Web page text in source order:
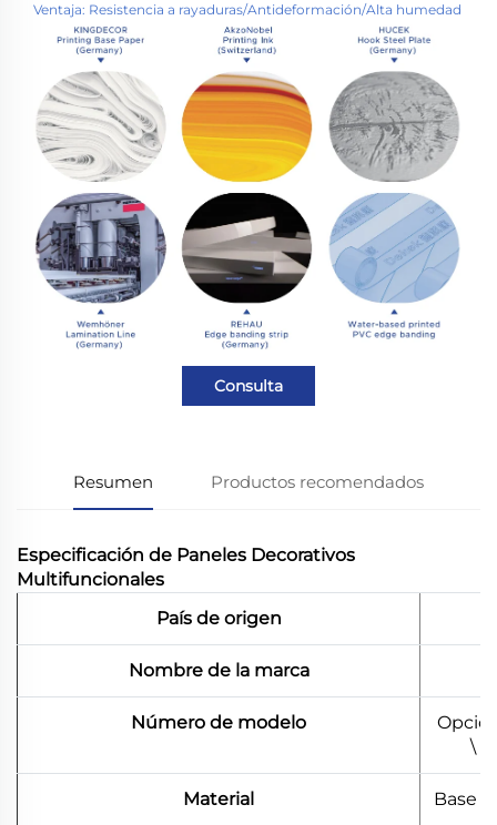
Ventaja: Resistencia a rayaduras/Antideformación/Alta humedad
Consulta
Resumen Productos recomendados
Especificación de Paneles Decorativos
Multifuncionales
País de origen
Nombre de la marca
Número de modelo
\
Material Base